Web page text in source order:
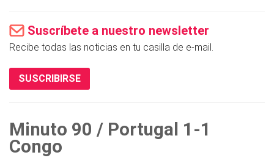
Suscríbete a nuestro newsletter
Recibe todas las noticias en tu casilla de e-mail.
SUSCRIBIRSE
Minuto 90 / Portugal 1-1
Congo